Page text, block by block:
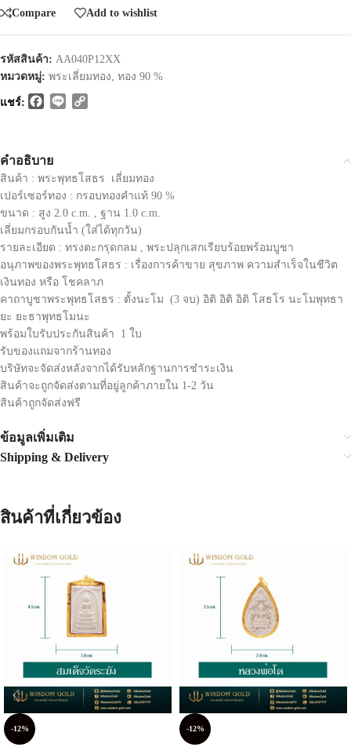
Compare Add to wishlist
รหัสสินค้า: AA040P12XX
หมวดหมู่: พระเลี่ยมทอง, ทอง 90 %
แชร์: Facebook
Line
คำอธิบาย
สินค้า : พระพุทธโสธร เลี่ยมทอง
เปอร์เซอร์ทอง : กรอบทองคำแท้ 90 %
ขนาด : สูง 2.0 c.m. , ฐาน 1.0 c.m.
เลี่ยมกรอบกันน้ำ (ใส่ได้ทุกวัน)
รายละเอียด : ทรงตะกรุดกลม , พระปลุกเสกเรียบร้อยพร้อมบูชา
อนุภาพของพระพุทธโสธร : เรื่องการค้าขาย สุขภาพ ความสำเร็จในชีวิต
เงินทอง หรือ โชคลาภ
คาถาบูชาพระพุทธโสธร : ตั้งนะโม (3 จบ) อิติ อิติ อิติ โสธโร นะโมพุทธา
ยะ ยะธาพุทธโมนะ
พร้อมใบรับประกันสินค้า 1 ใบ
รับของแถมจากร้านทอง
บริษัทจะจัดส่งหลังจากได้รับหลักฐานการชำระเงิน
สินค้าจะถูกจัดส่งตามที่อยู่ลูกค้าภายใน 1-2 วัน
สินค้าถูกจัดส่งฟรี
ข้อมูลเพิ่มเติม
Shipping & Delivery
สินค้าที่เกี่ยวข้อง
-12% -12%